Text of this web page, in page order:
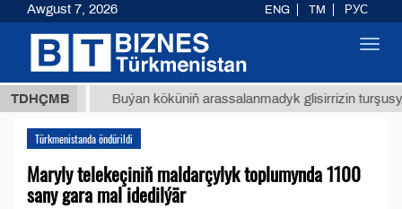
TDHÇMBBuýan köküniň arassalanmadyk glisirrizin turşusy (t.)
Türkmenistanda öndürildi
Maryly telekeçiniň maldarçylyk toplumynda 1100
sany gara mal idedilýär
Awgust 7, 2026 ENG TM РУС